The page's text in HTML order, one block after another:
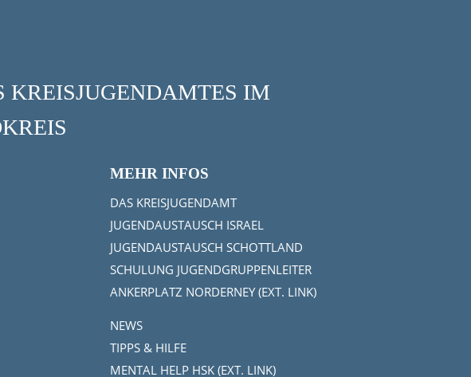
KREISJUGENDAMTES IM
MEHR INFOS
DAS KREISJUGENDAMT
JUGENDAUSTAUSCH ISRAEL
JUGENDAUSTAUSCH SCHOTTLAND
SCHULUNG JUGENDGRUPPENLEITER
ANKERPLATZ NORDERNEY (EXT. LINK)
NEWS
TIPPS & HILFE
MENTAL HELP HSK (EXT. LINK)